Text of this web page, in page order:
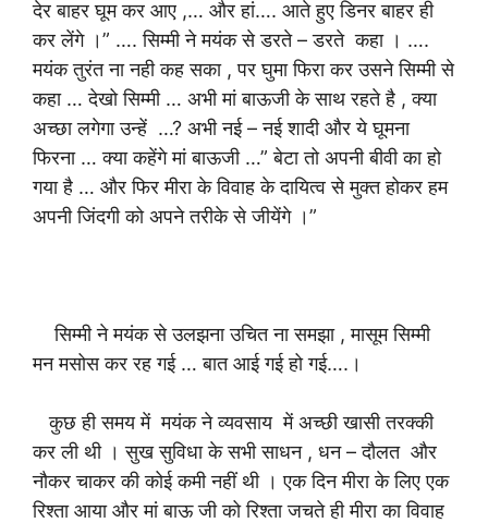
देर बाहर घूम कर आए ,… और हां…. आते हुए डिनर बाहर ही
कर लेंगे ।” …. सिम्मी ने मयंक से डरते – डरते कहा । ….
मयंक तुरंत ना नही कह सका , पर घुमा फिरा कर उसने सिम्मी से
कहा … देखो सिम्मी … अभी मां बाऊजी के साथ रहते है , क्या
अच्छा लगेगा उन्हें …? अभी नई – नई शादी और ये घूमना
फिरना … क्या कहेंगे मां बाऊजी …” बेटा तो अपनी बीवी का हो
गया है … और फिर मीरा के विवाह के दायित्व से मुक्त होकर हम
अपनी जिंदगी को अपने तरीके से जीयेंगे ।”
सिम्मी ने मयंक से उलझना उचित ना समझा , मासूम सिम्मी
मन मसोस कर रह गई … बात आई गई हो गई….।
कुछ ही समय में मयंक ने व्यवसाय में अच्छी खासी तरक्की
कर ली थी । सुख सुविधा के सभी साधन , धन – दौलत और
नौकर चाकर की कोई कमी नहीं थी । एक दिन मीरा के लिए एक
रिश्ता आया और मां बाऊ जी को रिश्ता जचते ही मीरा का विवाह